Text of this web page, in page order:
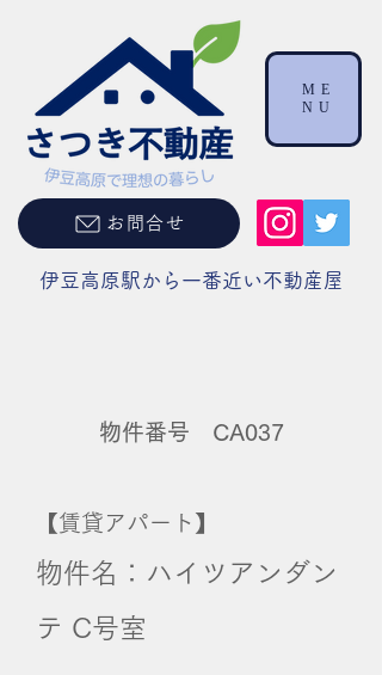
伊豆高原駅から一番近い不動産屋
お問合せ
ME
NU
物件番号 CA037
【賃貸アパート】
物件名：ハイツアンダン
テ C号室